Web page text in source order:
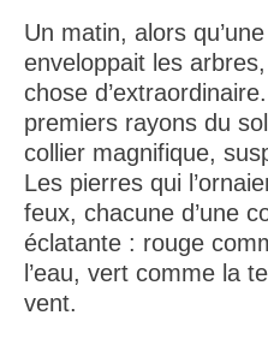
Un matin, alors
enveloppait les
chose
premiers rayons du
collier magnifique,
Les pierres qui
feux, chacune d’une
éclatante : rouge
l’eau, vert comme la
vent.